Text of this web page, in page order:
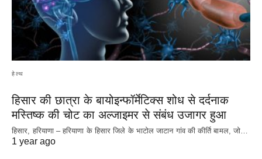
हेल्थ
हिसार की छात्रा के बायोइन्फॉर्मेटिक्स शोध से दर्दनाक
मस्तिष्क की चोट का अल्जाइमर से संबंध उजागर हुआ
हिसार, हरियाणा – हरियाणा के हिसार जिले के भाटोल जाटान गांव की कीर्ति बामल, जो…
1 year ago